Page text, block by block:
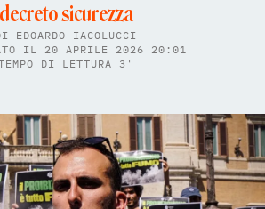
decreto sicurezza
EDOARDO IACOLUCCI
IL 20 APRILE 2026 20:01
DI LETTURA 3'